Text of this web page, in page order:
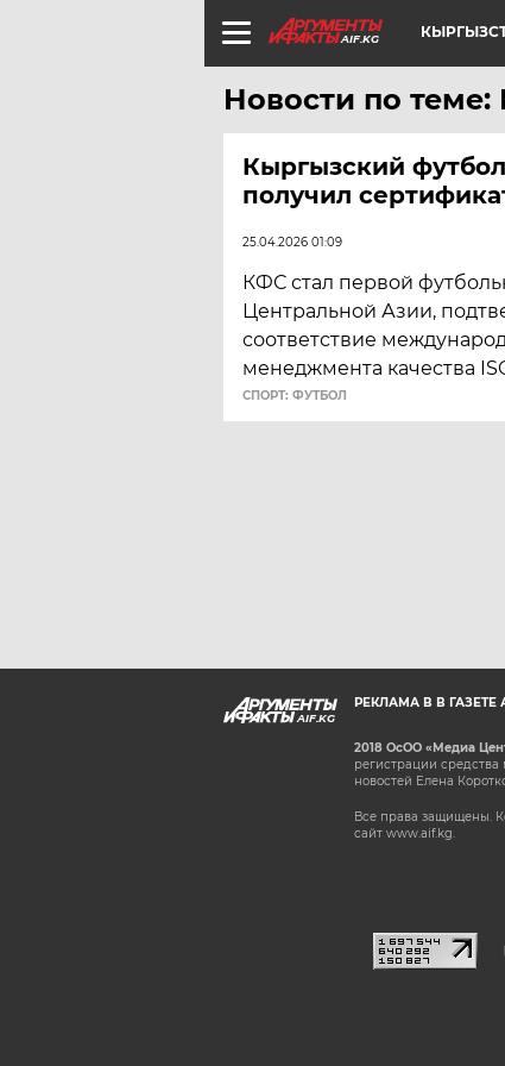
AIF.KG
Новости по
Кыргызский
получил
25.04.2026 01:09
КФС стал первой
Центральной Азии,
соответствие
менеджмента качества
СПОРТ: ФУТБОЛ
AIF.KG
РЕКЛАМА В В
2018 ОсОО «Медиа
регистрации
новостей Елена
Все права защищены.
сайт www.aif.kg.